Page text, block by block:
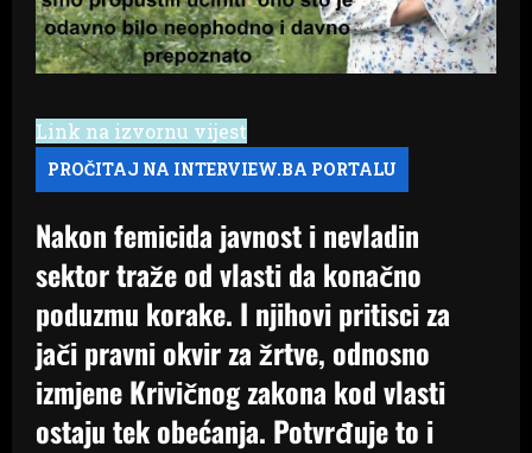
Link na izvornu vijest
Nakon femicida javnost i nevladin
sektor traže od vlasti da konačno
poduzmu korake. I njihovi pritisci za
jači pravni okvir za žrtve, odnosno
izmjene Krivičnog zakona kod vlasti
ostaju tek obećanja. Potvrđuje to i